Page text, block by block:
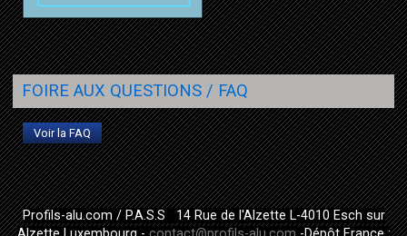
FOIRE AUX QUESTIONS / FAQ
Voir la FAQ
Profils-alu.com / P.A.S.S 14 Rue de l'Alzette L-4010 Esch sur